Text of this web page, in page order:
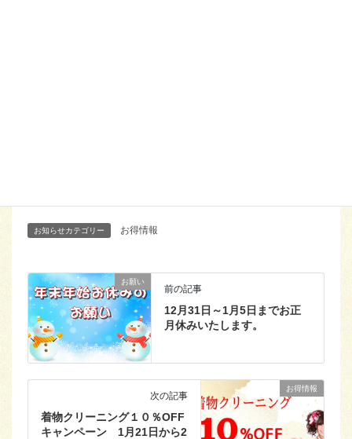
お知らせカテゴリー お得情報
お願い
前の記事
12月31日～1月5日までお正
月休みいたします。
お得情報
次の記事
着物クリーニング１０％OFF
キャンペーン 1月21日から2